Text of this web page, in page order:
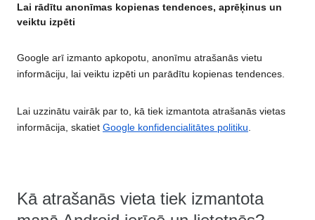
Lai rādītu anonīmas kopienas tendences, aprēķinus un
veiktu izpēti
Google arī izmanto apkopotu, anonīmu atrašanās vietu
informāciju, lai veiktu izpēti un parādītu kopienas tendences.
Lai uzzinātu vairāk par to, kā tiek izmantota atrašanās vietas
informācija, skatiet Google konfidencialitātes politiku
Kā atrašanās vieta tiek izmantota